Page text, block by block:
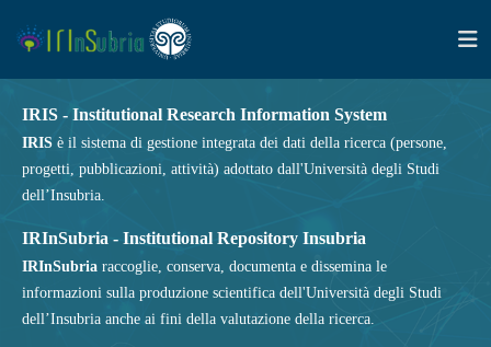
IRIS - Institutional Research Information System
IRIS è il sistema di gestione integrata dei dati della ricerca (persone,
progetti, pubblicazioni, attività) adottato dall'Università degli Studi
dell’Insubria.
IRInSubria - Institutional Repository Insubria
IRInSubria raccoglie, conserva, documenta e dissemina le
informazioni sulla produzione scientifica dell'Università degli Studi
dell’Insubria anche ai fini della valutazione della ricerca.